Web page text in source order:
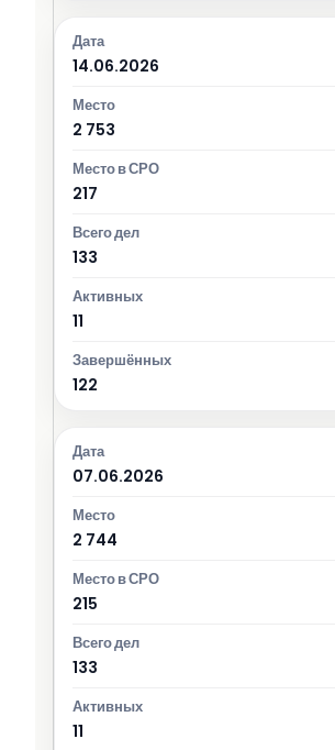
14.06.2026
2 753
217
133
11
122
07.06.2026
2 744
215
133
11